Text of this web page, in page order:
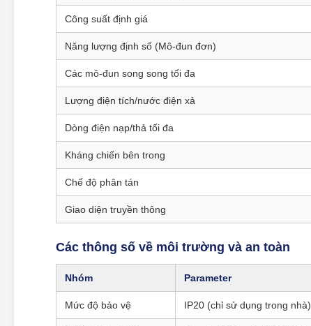
Công suất định giá
Năng lượng định số (Mô-đun đơn)
Các mô-đun song song tối đa
Lượng điện tích/nước điện xả
Dòng điện nạp/thả tối đa
Kháng chiến bên trong
Chế độ phân tán
Giao diện truyền thông
Các thông số về môi trường và an toàn
Nhóm Parameter
Mức độ bảo vệ IP20 (chỉ sử dụng trong nhà)